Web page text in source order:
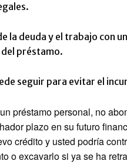
la deuda y el trabajo con
préstamo.
seguir para evitar el
préstamo personal, no
plazo en su futuro
crédito y usted podría
o excavarlo si ya se ha